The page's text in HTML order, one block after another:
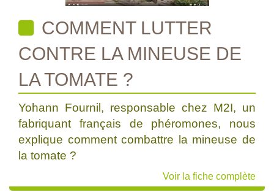
COMMENT LUTTER
CONTRE LA MINEUSE DE
LA TOMATE ?
Yohann Fournil, responsable chez M2I, un
fabriquant français de phéromones, nous
explique comment combattre la mineuse de
la tomate ?
Voir la fiche complète